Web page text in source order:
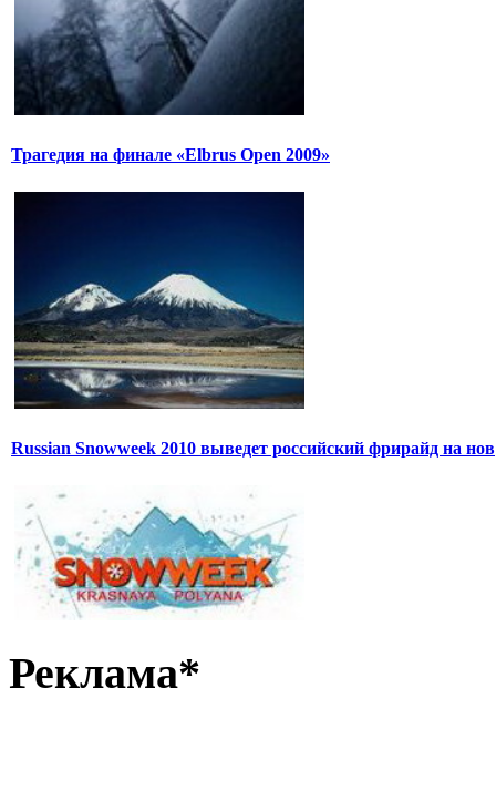
Трагедия на финале «Elbrus Open 2009»
Russian Snowweek 2010 выведет российский фрирайд на нов
Реклама*